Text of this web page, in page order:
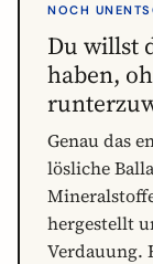
NOCH
Du willst
haben,
Genau das
lösliche
hergestellt
Verdauung.